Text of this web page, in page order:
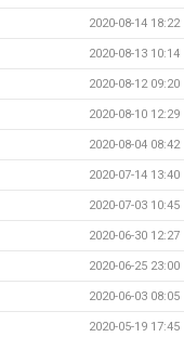
2020-08-14 18:22
2020-08-13 10:14
2020-08-12 09:20
2020-08-10 12:29
2020-08-04 08:42
2020-07-14 13:40
2020-07-03 10:45
2020-06-30 12:27
2020-06-25 23:00
2020-06-03 08:05
2020-05-19 17:45